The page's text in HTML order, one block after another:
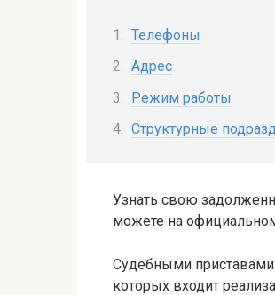
Телефоны
Адрес
Режим работы
Структурные
Узнать свою
можете на
Судебными приставами
которых входит